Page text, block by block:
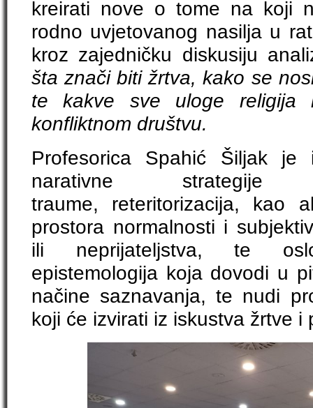
kreirati nove o tome na koji
rodno uvjetovanog nasilja u
kroz zajedničku diskusiju
šta znači biti žrtva, kako se
te kakve sve uloge
konfliktnom društvu.
Profesorica Spahić Šiljak
narativne strategije
traume, reteritorizacija, kao
prostora normalnosti i
ili neprijateljstva, te
epistemologija koja dovodi u
načine saznavanja, te nudi
koji će izvirati iz iskustva žrtve i